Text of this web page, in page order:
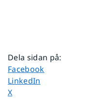
Dela sidan på:
Dela sidan på
Facebook
Dela sidan på
LinkedIn
Dela sidan på
X